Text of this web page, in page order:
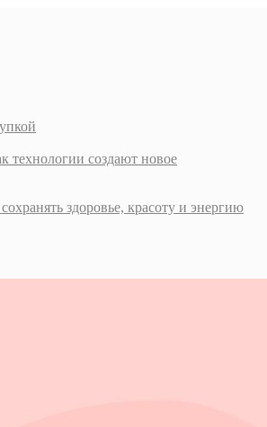
технологии создают новое
здоровье, красоту и энергию